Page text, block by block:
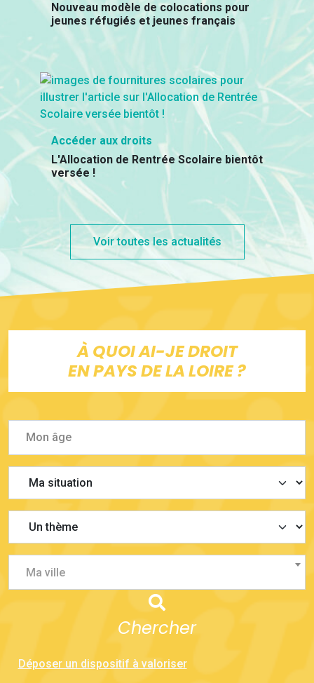
Nouveau modèle de colocations pour
jeunes réfugiés et jeunes français
Accéder aux droits
L'Allocation de Rentrée Scolaire bientôt
versée !
Voir toutes les actualités
À QUOI AI-JE DROIT
EN PAYS DE LA LOIRE ?
Ma ville
Chercher
Déposer un dispositif à valoriser